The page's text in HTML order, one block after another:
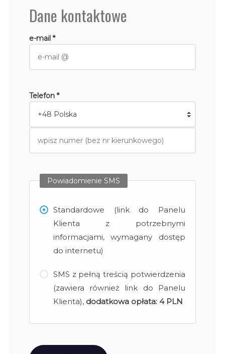
Dane kontaktowe
e-mail *
Telefon *
Powiadomienie SMS
Standardowe (link do Panelu
Klienta z potrzebnymi
informacjami, wymagany dostęp
do internetu)
SMS z pełną treścią potwierdzenia
(zawiera również link do Panelu
Klienta), dodatkowa opłata: 4 PLN